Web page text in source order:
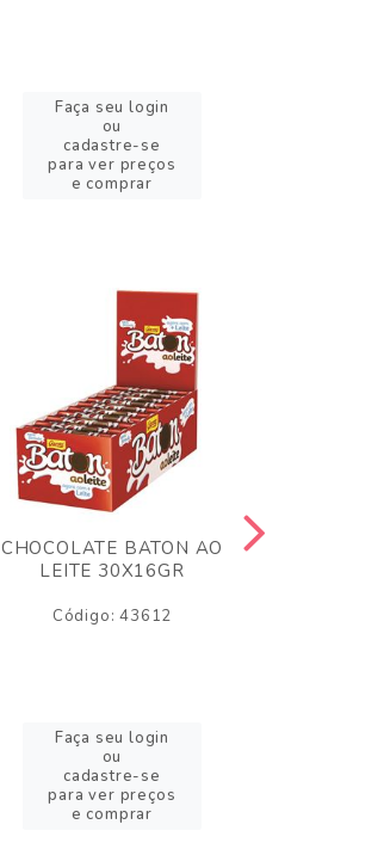
Faça seu login
ou
cadastre-se
para ver preços
e comprar
CHOCOLATE BATON AO
LEITE 30X16GR
Código: 43612
Faça seu login
ou
cadastre-se
para ver preços
e comprar